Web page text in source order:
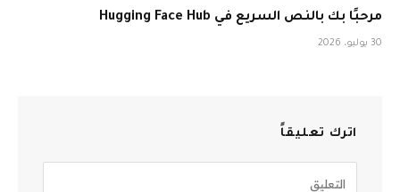
مرحبًا بك بالنص السريع في Hugging Face Hub
30 يوليو، 2026
اترك تعليقاً